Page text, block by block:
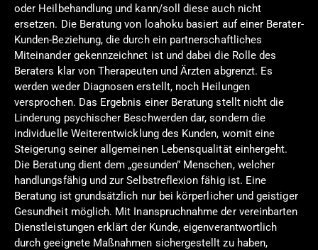
oder Heilbehandlung und kann/soll diese auch nicht
ersetzen. Die Beratung von loahoku basiert auf einer Berater-
Kunden-Beziehung, die durch ein partnerschaftliches
Miteinander gekennzeichnet ist und dabei die Rolle des
Beraters klar von Therapeuten und Ärzten abgrenzt. Es
werden weder Diagnosen erstellt, noch Heilungen
versprochen. Das Ergebnis einer Beratung stellt nicht die
Linderung psychischer Beschwerden dar, sondern die
individuelle Weiterentwicklung des Kunden, womit eine
Steigerung seiner allgemeinen Lebensqualität einhergeht.
Die Beratung dient dem „gesunden” Menschen, welcher
handlungsfähig und zur Selbstreflexion fähig ist. Eine
Beratung ist grundsätzlich nur bei körperlicher und geistiger
Gesundheit möglich. Mit Inanspruchnahme der vereinbarten
Dienstleistungen erklärt der Kunde, eigenverantwortlich
durch geeignete Maßnahmen sichergestellt zu haben,